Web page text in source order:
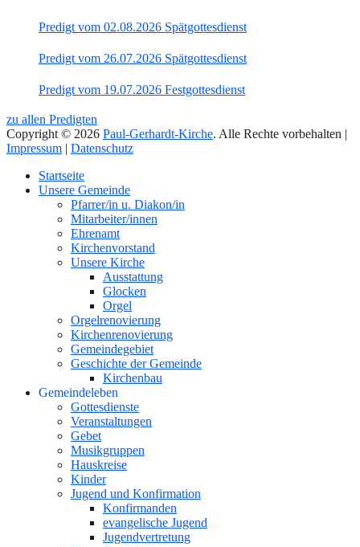
Predigt vom 02.08.2026 Spätgottesdienst
Predigt vom 26.07.2026 Spätgottesdienst
Predigt vom 19.07.2026 Festgottesdienst
zu allen Predigten
Copyright © 2026 Paul-Gerhardt-Kirche. Alle Rechte vorbehalten |
Impressum | Datenschutz
oben
Startseite
Unsere Gemeinde
Pfarrer/in u. Diakon/in
Mitarbeiter/innen
Ehrenamt
Kirchenvorstand
Unsere Kirche
Ausstattung
Glocken
Orgel
Orgelrenovierung
Kirchenrenovierung
Gemeindegebiet
Geschichte der Gemeinde
Kirchenbau
Gemeindeleben
Gottesdienste
Veranstaltungen
Gebet
Musikgruppen
Hauskreise
Kinder
Jugend und Konfirmation
Konfirmanden
evangelische Jugend
Jugendvertretung